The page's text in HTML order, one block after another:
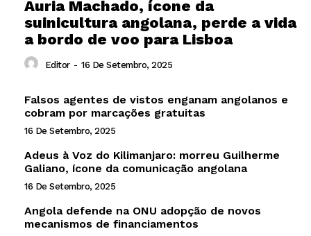
Auria Machado, ícone da
suinicultura angolana, perde a vida
a bordo de voo para Lisboa
Editor - 16 De Setembro, 2025
Falsos agentes de vistos enganam angolanos e
cobram por marcações gratuitas
16 De Setembro, 2025
Adeus à Voz do Kilimanjaro: morreu Guilherme
Galiano, ícone da comunicação angolana
16 De Setembro, 2025
Angola defende na ONU adopção de novos
mecanismos de financiamentos